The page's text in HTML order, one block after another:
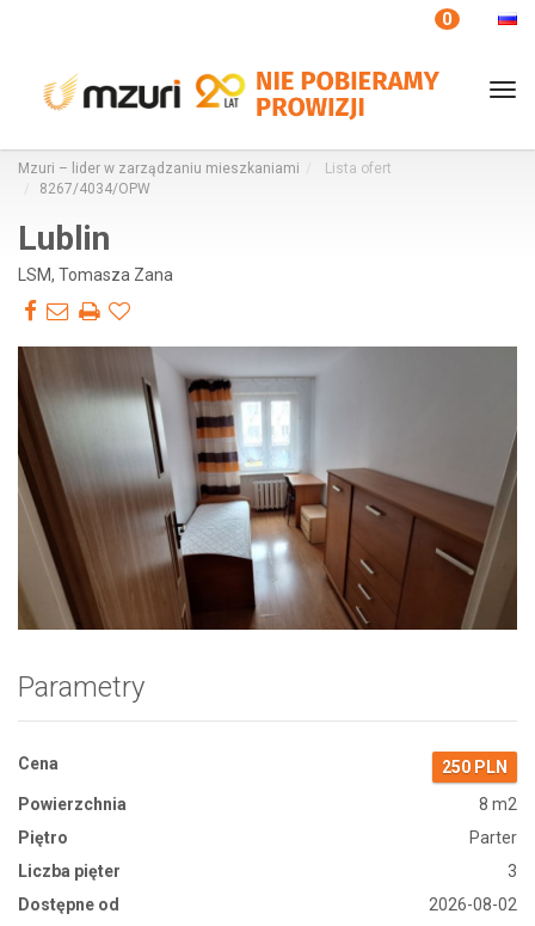
0
Mzuri – lider w zarządzaniu mieszkaniami
Lista ofert
8267/4034/OPW
Lublin
LSM, Tomasza Zana
Zdjęcie 1
Parametry
Cena
250 PLN
Powierzchnia
8 m2
Piętro
Parter
Liczba pięter
3
Dostępne od
2026-08-02